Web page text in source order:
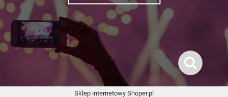
Sklep internetowy Shoper.pl